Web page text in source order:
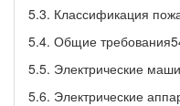
5.3. Классификация
5.4. Общие
5.5. Электрические
5.6. Электрические